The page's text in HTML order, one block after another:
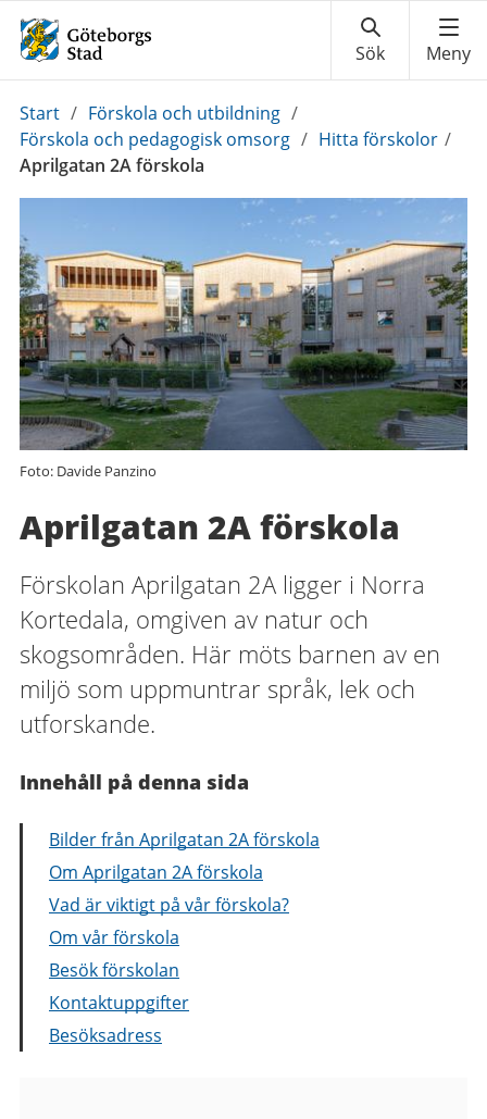
Du
är
här:
Start / Förskola och utbildning /
Förskola och pedagogisk omsorg / Hitta förskolor /
Aprilgatan 2A förskola
Foto: Davide Panzino
Aprilgatan 2A förskola
Förskolan Aprilgatan 2A ligger i Norra
Kortedala, omgiven av natur och
skogsområden. Här möts barnen av en
miljö som uppmuntrar språk, lek och
utforskande.
Innehåll på denna sida
Bilder från Aprilgatan 2A förskola
Om Aprilgatan 2A förskola
Vad är viktigt på vår förskola?
Om vår förskola
Besök förskolan
Kontaktuppgifter
Besöksadress